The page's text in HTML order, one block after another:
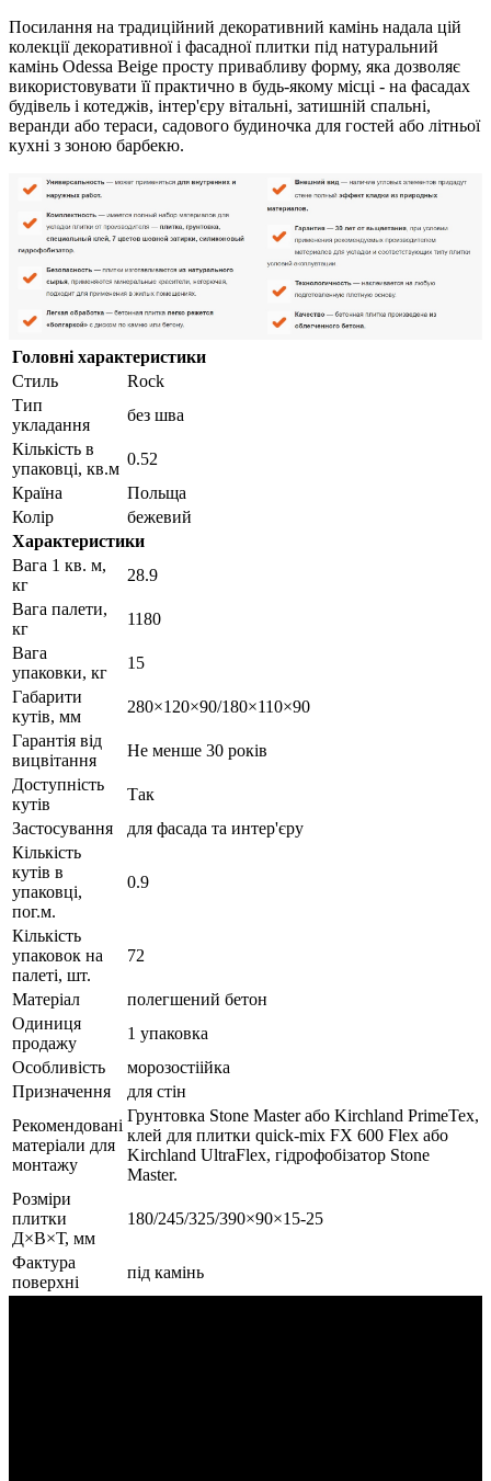
Посилання на традиційний декоративний камінь надала цій
колекції декоративної і фасадної плитки під натуральний
камінь Odessa Beige просту привабливу форму, яка дозволяє
використовувати її практично в будь-якому місці - на фасадах
будівель і котеджів, інтер'єру вітальні, затишній спальні,
веранди або тераси, садового будиночка для гостей або літньої
кухні з зоною барбекю.
Головні характеристики
Стиль
Rock
Тип
укладання
без шва
Кількість в
упаковці, кв.м
0.52
Країна
Польща
Колір
бежевий
Характеристики
Вага 1 кв. м,
кг
28.9
Вага палети,
кг
1180
Вага
упаковки, кг
15
Габарити
кутів, мм
280×120×90/180×110×90
Гарантія від
вицвітання
Не менше 30 років
Доступність
кутів
Так
Застосування
для фасада та интер'єру
Кількість
кутів в
упаковці,
пог.м.
0.9
Кількість
упаковок на
палеті, шт.
72
Матеріал
полегшений бетон
Одиниця
продажу
1 упаковка
Особливість
морозостіійка
Призначення
для стін
Рекомендовані
матеріали для
монтажу
Грунтовка Stone Master або Kirchland PrimeTex,
клей для плитки quick-mix FX 600 Flex або
Kirchland UltraFlex, гідрофобізатор Stone
Master.
Розміри
плитки
Д×В×Т, мм
180/245/325/390×90×15-25
Фактура
поверхні
під камінь